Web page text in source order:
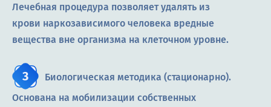
Лечебная процедура позволяет удалять из
крови наркозависимого человека вредные
вещества вне организма на клеточном уровне.
Биологическая методика (стационарно).
Основана на мобилизации собственных